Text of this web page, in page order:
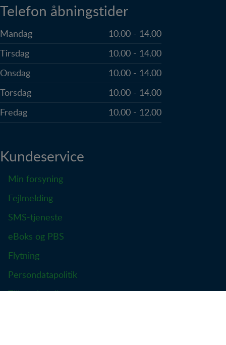
Telefon åbningstider
Mandag
10.00 - 14.00
Tirsdag
10.00 - 14.00
Onsdag
10.00 - 14.00
Torsdag
10.00 - 14.00
Fredag
10.00 - 12.00
Kundeservice
Min forsyning
Fejlmelding
SMS-tjeneste
eBoks og PBS
Flytning
Persondatapolitik
Tilbagebetaling